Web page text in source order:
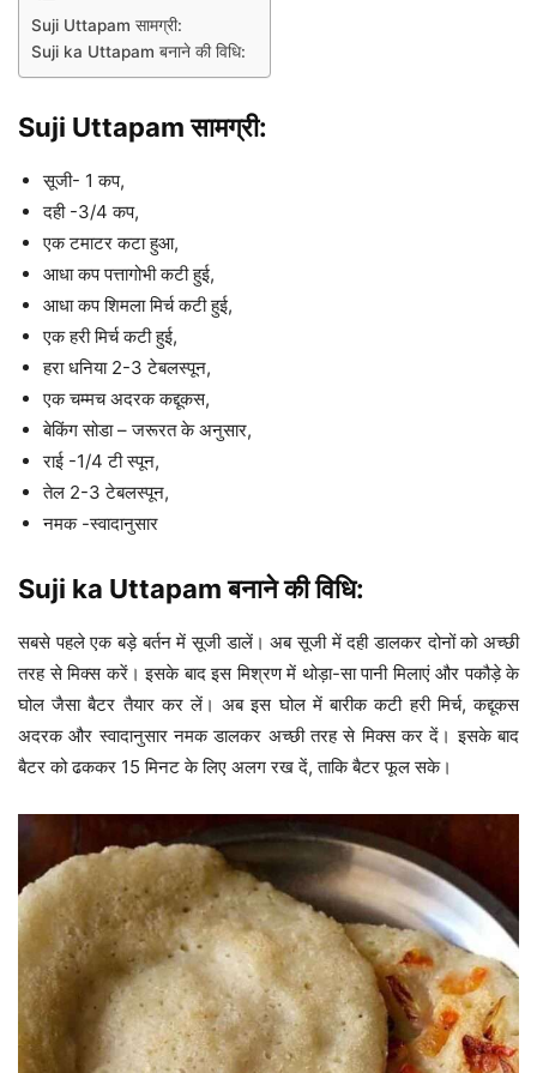
Suji Uttapam सामग्री:
Suji ka Uttapam बनाने की विधि:
Suji Uttapam सामग्री:
सूजी- 1 कप,
दही -3/4 कप,
एक टमाटर कटा हुआ,
आधा कप पत्तागोभी कटी हुई,
आधा कप शिमला मिर्च कटी हुई,
एक हरी मिर्च कटी हुई,
हरा धनिया 2-3 टेबलस्पून,
एक चम्मच अदरक कद्दूकस,
बेकिंग सोडा – जरूरत के अनुसार,
राई -1/4 टी स्पून,
तेल 2-3 टेबलस्पून,
नमक -स्वादानुसार
Suji ka Uttapam बनाने की विधि:
सबसे पहले एक बड़े बर्तन में सूजी डालें। अब सूजी में दही डालकर दोनों को अच्छी
तरह से मिक्स करें। इसके बाद इस मिश्रण में थोड़ा-सा पानी मिलाएं और पकौड़े के
घोल जैसा बैटर तैयार कर लें। अब इस घोल में बारीक कटी हरी मिर्च, कद्दूकस
अदरक और स्वादानुसार नमक डालकर अच्छी तरह से मिक्स कर दें। इसके बाद
बैटर को ढककर 15 मिनट के लिए अलग रख दें, ताकि बैटर फूल सके।